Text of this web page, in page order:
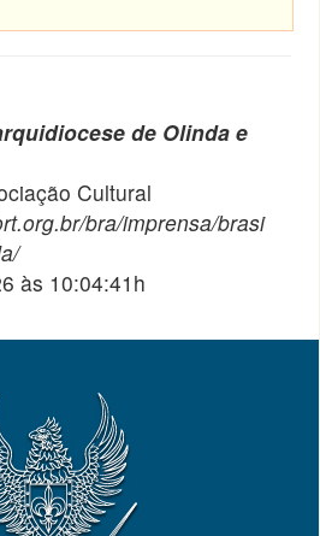
de Olinda e
Cultural
bra/imprensa/brasi
às 10:04:41h